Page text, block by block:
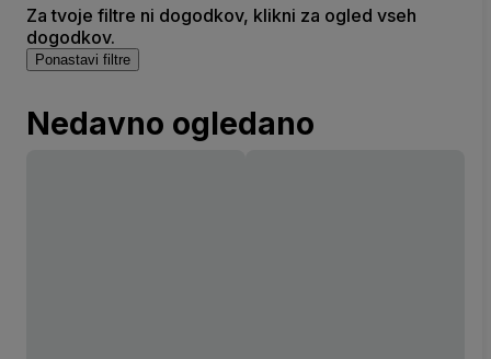
Za tvoje filtre ni dogodkov, klikni za ogled vseh
dogodkov.
Ponastavi filtre
Nedavno ogledano